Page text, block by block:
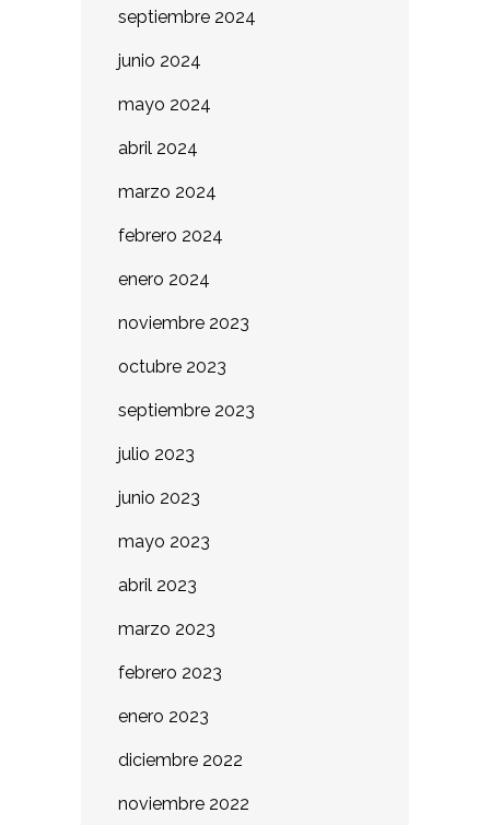
septiembre 2024
junio 2024
mayo 2024
abril 2024
marzo 2024
febrero 2024
enero 2024
noviembre 2023
octubre 2023
septiembre 2023
julio 2023
junio 2023
mayo 2023
abril 2023
marzo 2023
febrero 2023
enero 2023
diciembre 2022
noviembre 2022